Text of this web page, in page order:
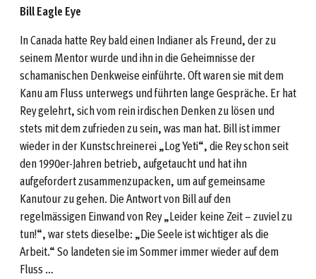
Bill Eagle Eye
In Canada hatte Rey bald einen Indianer als Freund, der zu
seinem Mentor wurde und ihn in die Geheimnisse der
schamanischen Denkweise einführte. Oft waren sie mit dem
Kanu am Fluss unterwegs und führten lange Gespräche. Er hat
Rey gelehrt, sich vom rein irdischen Denken zu lösen und
stets mit dem zufrieden zu sein, was man hat. Bill ist immer
wieder in der Kunstschreinerei „Log Yeti“, die Rey schon seit
den 1990er-Jahren betrieb, aufgetaucht und hat ihn
aufgefordert zusammenzupacken, um auf gemeinsame
Kanutour zu gehen. Die Antwort von Bill auf den
regelmässigen Einwand von Rey „Leider keine Zeit – zuviel zu
tun!“, war stets dieselbe: „Die Seele ist wichtiger als die
Arbeit.“ So landeten sie im Sommer immer wieder auf dem
Fluss …